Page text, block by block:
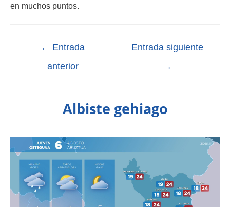
en muchos puntos.
← Entrada
anterior
Entrada siguiente
→
Albiste gehiago